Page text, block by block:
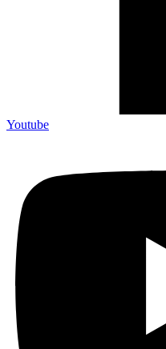
Youtube